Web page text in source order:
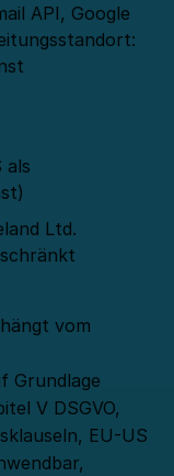
API, Google
als
Ltd.
vom
Grundlage
V DSGVO,
EU-US